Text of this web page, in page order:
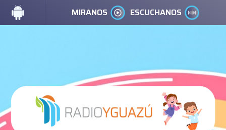
MIRANOS ESCUCHANOS